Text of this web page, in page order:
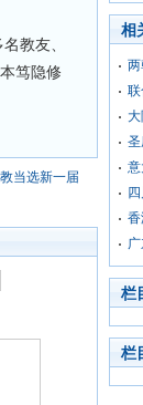
教友、
笃隐修
当选新一届
相
栏
栏